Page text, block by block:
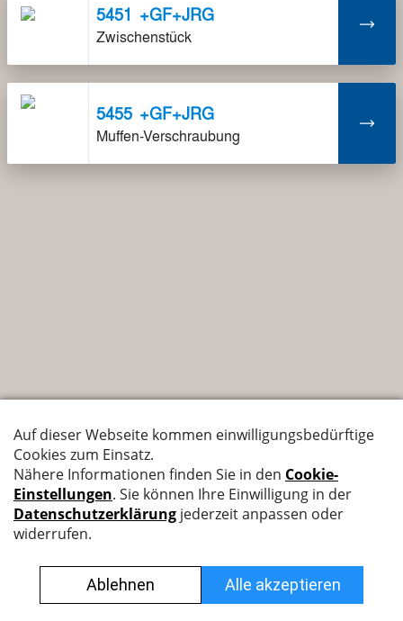
5451 +GF+JRG
Zwischenstück
5455 +GF+JRG
Muffen-Verschraubung
Nyffenegger Armaturen AG
Leutschenbachstrasse 38